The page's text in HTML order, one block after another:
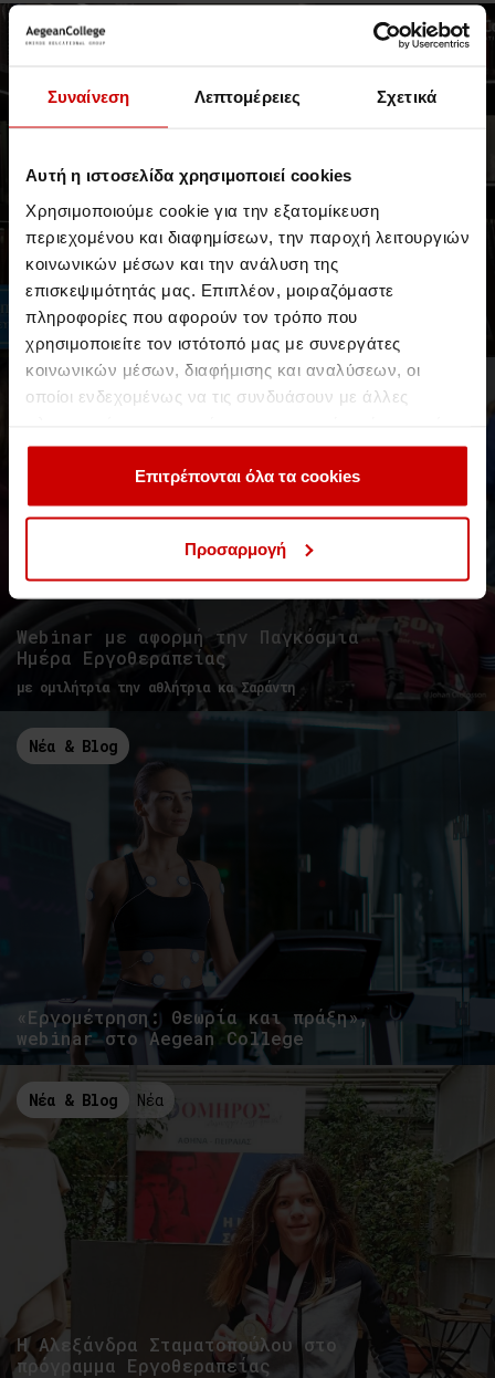
Συναίνεση Λεπτομέρειες Σχετικά
Αυτή η ιστοσελίδα χρησιμοποιεί cookies
Χρησιμοποιούμε cookie για την εξατομίκευση
περιεχομένου και διαφημίσεων, την παροχή λειτουργιών
κοινωνικών μέσων και την ανάλυση της
επισκεψιμότητάς μας. Επιπλέον, μοιραζόμαστε
πληροφορίες που αφορούν τον τρόπο που
χρησιμοποιείτε τον ιστότοπό μας με συνεργάτες
κοινωνικών μέσων, διαφήμισης και αναλύσεων, οι
οποίοι ενδεχομένως να τις συνδυάσουν με άλλες
έχουν συλλέξει σε σχέση με την από μέρους σας χρήση
των υπηρεσιών τους.Επιτρέπονται όλα τα cookies
Προσαρμογή
Νέα & Blog
Δείτε το Video!
Γιατί να σπουδάσεις Εργοθεραπεία
στο Aegean College;
Δείτε τι απαντούν οι Ακαδημαϊκοί Υπεύθυνοι του προγράμματος
Events & Σεμινάρια
Webinar με αφορμή την Παγκόσμια
Ημέρα Εργοθεραπείας
με ομιλήτρια την αθλήτρια κα Σαράντη
Νέα & Blog
«Εργομέτρηση: Θεωρία και πράξη»,
webinar στο Aegean College
Νέα & Blog Νέα
Η Αλεξάνδρα Σταματοπούλου στο
πρόγραμμα Εργοθεραπείας